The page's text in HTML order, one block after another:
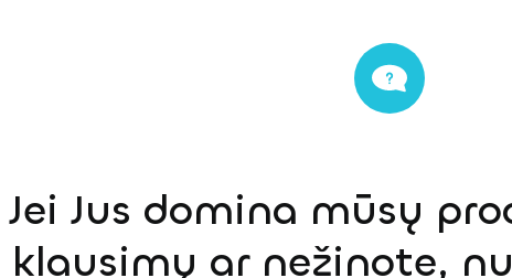
Jei Jus domina mūsų
klausimų ar nežinote,